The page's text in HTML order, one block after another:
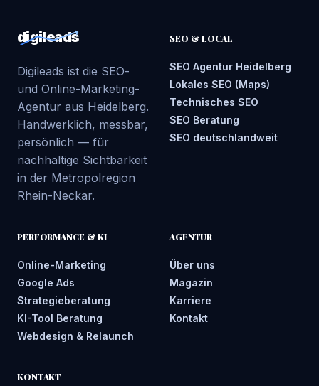
digileads
Digileads ist die SEO-
und Online-Marketing-
Agentur aus Heidelberg.
Handwerklich, messbar,
persönlich — für
nachhaltige Sichtbarkeit
in der Metropolregion
Rhein-Neckar.
SEO & LOCAL
SEO Agentur Heidelberg
Lokales SEO (Maps)
Technisches SEO
SEO Beratung
SEO deutschlandweit
PERFORMANCE & KI
Online-Marketing
Google Ads
Strategieberatung
KI-Tool Beratung
Webdesign & Relaunch
AGENTUR
Über uns
Magazin
Karriere
Kontakt
KONTAKT